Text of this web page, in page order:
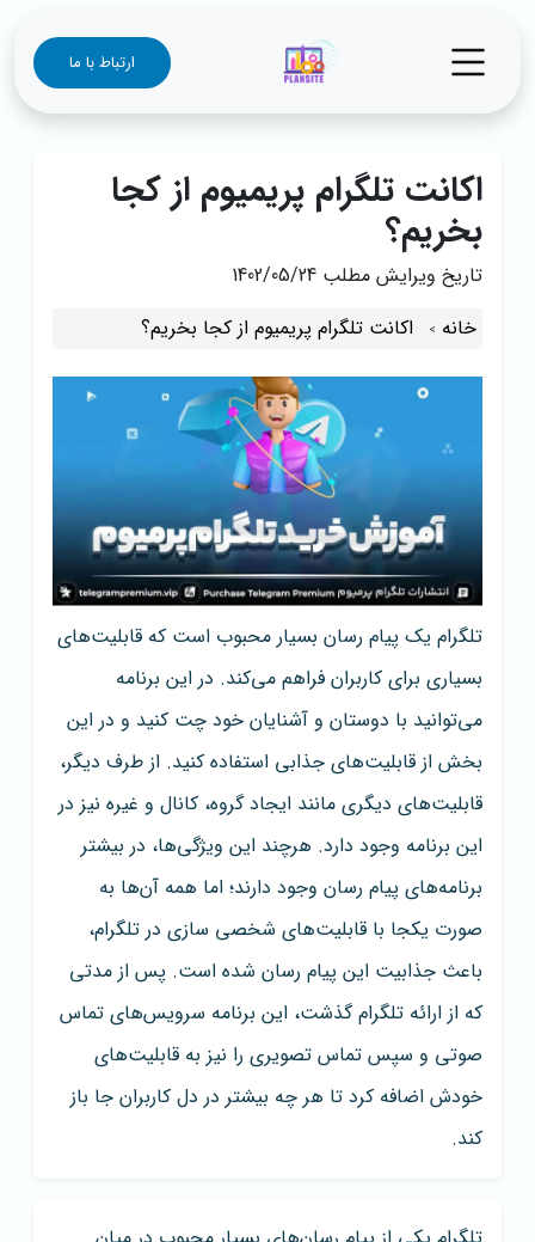
ارتباط با ما
اکانت تلگرام پریمیوم از کجا
بخریم؟
تاریخ ویرایش مطلب 1402/05/24
خانه
اکانت تلگرام پریمیوم از کجا بخریم؟
تلگرام یک پیام رسان بسیار محبوب است که قابلیت‌های
بسیاری برای کاربران فراهم می‌کند. در این برنامه
می‌توانید با دوستان و آشنایان خود چت کنید و در این
بخش از قابلیت‌های جذابی استفاده کنید. از طرف دیگر،
قابلیت‌های دیگری مانند ایجاد گروه، کانال و غیره نیز در
این برنامه وجود دارد. هرچند این ویژگی‌ها، در بیشتر
برنامه‌های پیام رسان وجود دارند؛ اما همه آن‌ها به
صورت یکجا با قابلیت‌های شخصی سازی در تلگرام،
باعث جذابیت این پیام رسان شده است. پس از مدتی
که از ارائه تلگرام گذشت، این برنامه سرویس‌های تماس
صوتی و سپس تماس تصویری را نیز به قابلیت‌های
خودش اضافه کرد تا هر چه بیشتر در دل کاربران جا باز
کند.